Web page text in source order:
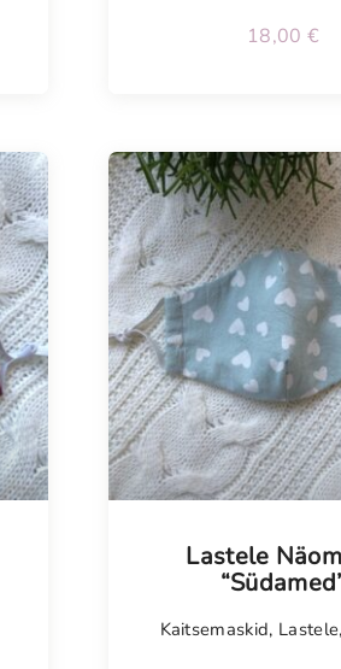
18,00 €
Lastele
Kaitsemaskid, Lastele,